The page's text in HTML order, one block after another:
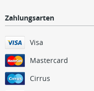
Zahlungsarten
Visa
Mastercard
Cirrus